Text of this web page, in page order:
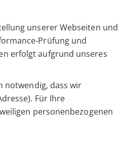
unserer Webseiten und
Prüfung und
erfolgt aufgrund unseres
notwendig, dass wir
Für Ihre
personenbezogenen